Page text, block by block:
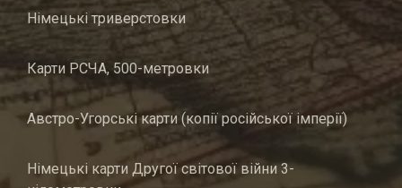
Німецькі триверстовки
Карти РСЧА, 500-метровки
Австро-Угорські карти (копії російської імперії)
Німецькі карти Другої світової війни 3-